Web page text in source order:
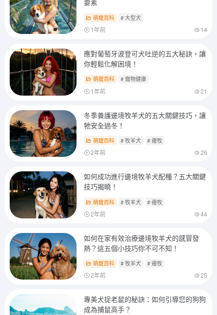
要素
萌寵百科 # 大型犬
1年前 14
應對葡萄牙波登可犬吐逆的五大秘訣，讓
你輕鬆化解困境！
萌寵百科 # 寵物健康
1年前 21
冬季養護邊境牧羊犬的五大關鍵技巧，讓
牠安全過冬！
萌寵百科 # 牧羊犬 # 邊牧
2年前 26
如何成功進行邊境牧羊犬配種？五大關鍵
技巧揭曉！
萌寵百科 # 牧羊犬 # 邊牧
2年前 44
如何在家有效治療邊境牧羊犬的感冒發
熱？這五個小技巧你不可不知！
萌寵百科 # 牧羊犬 # 邊牧
2年前 25
專美犬捉老鼠的秘訣：如何引導您的狗狗
成為捕鼠高手？